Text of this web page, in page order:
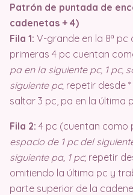
Patrón de puntada de
cadenetas + 4)
Fila 1: V-grande en la 8ª pc
primeras 4 pc cuentan
pa en la siguiente pc, 1 pc,
siguiente pc; repetir desde
saltar 3 pc, pa en la última
Fila 2: 4 pc (cuentan como
espacio de 1 pc del
siguiente pa, 1 pc; repetir
omitiendo la última pc y
parte superior de la